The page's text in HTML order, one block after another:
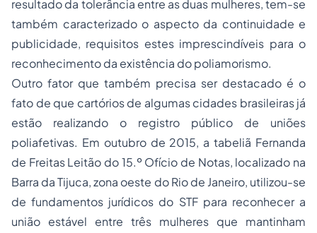
resultado da tolerância entre as duas mulheres, tem-se
também caracterizado o aspecto da continuidade e
publicidade, requisitos estes imprescindíveis para o
reconhecimento da existência do poliamorismo.
Outro fator que também precisa ser destacado é o
fato de que cartórios de algumas cidades brasileiras já
estão realizando o registro público de uniões
poliafetivas. Em outubro de 2015, a tabeliã Fernanda
de Freitas Leitão do 15.º Ofício de Notas, localizado na
Barra da Tijuca, zona oeste do Rio de Janeiro, utilizou-se
de fundamentos jurídicos do STF para reconhecer a
união estável entre três mulheres que mantinham